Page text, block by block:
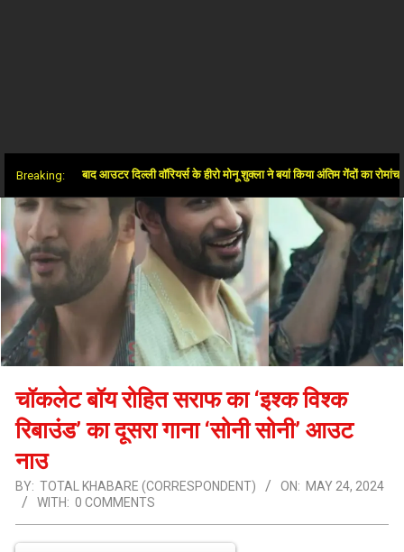
Breaking:
के बाद आउटर दिल्ली वॉरियर्स के हीरो मोनू शुक्ला ने बयां किया अंतिम गेंदों का रोमांच
चॉकलेट बॉय रोहित सराफ का ‘इश्क विश्क
रिबाउंड’ का दूसरा गाना ‘सोनी सोनी’ आउट
नाउ
BY: TOTAL KHABARE (CORRESPONDENT) ON: MAY 24, 2024
WITH: 0 COMMENTS